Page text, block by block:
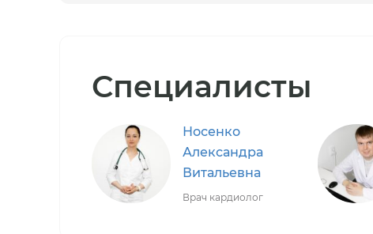
Специалисты
Носенко
Александра
Витальевна
Врач кардиолог